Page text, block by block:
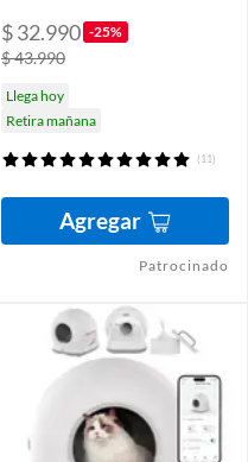
$ 32.990 -25%
$ 43.990
Llega hoy
Retira mañana
(11)
Agregar
Patrocinado